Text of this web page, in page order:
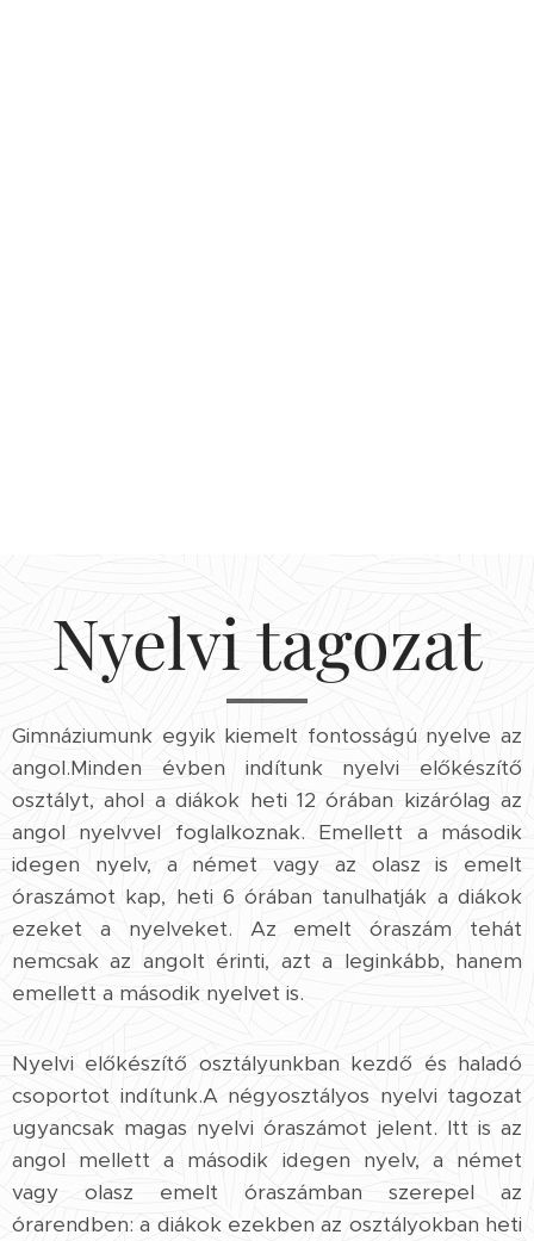
Nyelvi tagozat
Gimnáziumunk egyik kiemelt fontosságú nyelve az
angol.Minden évben indítunk nyelvi előkészítő
osztályt, ahol a diákok heti 12 órában kizárólag az
angol nyelvvel foglalkoznak. Emellett a második
idegen nyelv, a német vagy az olasz is emelt
óraszámot kap, heti 6 órában tanulhatják a diákok
ezeket a nyelveket. Az emelt óraszám tehát
nemcsak az angolt érinti, azt a leginkább, hanem
emellett a második nyelvet is.
Nyelvi előkészítő osztályunkban kezdő és haladó
csoportot indítunk.A négyosztályos nyelvi tagozat
ugyancsak magas nyelvi óraszámot jelent. Itt is az
angol mellett a második idegen nyelv, a német
vagy olasz emelt óraszámban szerepel az
órarendben: a diákok ezekben az osztályokban heti